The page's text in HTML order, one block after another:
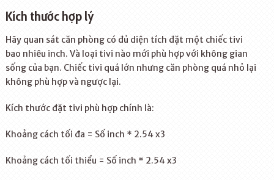
Kích thước hợp lý
Hãy quan sát căn phòng có đủ diện tích đặt một chiếc tivi
bao nhiêu inch. Và loại tivi nào mới phù hợp với không gian
sống của bạn. Chiếc tivi quá lớn nhưng căn phòng quá nhỏ lại
không phù hợp và ngược lại.
Kích thước đặt tivi phù hợp chính là:
Khoảng cách tối đa = Số inch * 2.54 x3
Khoảng cách tối thiểu = Số inch * 2.54 x3